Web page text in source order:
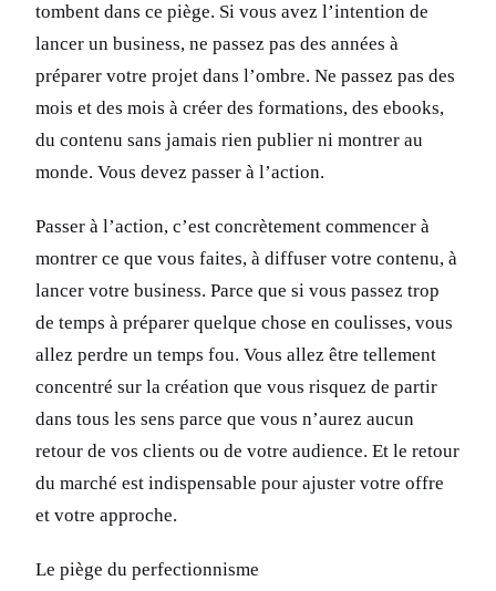
tombent dans ce piège. Si vous avez l’intention de
lancer un business, ne passez pas des années à
préparer votre projet dans l’ombre. Ne passez pas des
mois et des mois à créer des formations, des ebooks,
du contenu sans jamais rien publier ni montrer au
monde. Vous devez passer à l’action.
Passer à l’action, c’est concrètement commencer à
montrer ce que vous faites, à diffuser votre contenu, à
lancer votre business. Parce que si vous passez trop
de temps à préparer quelque chose en coulisses, vous
allez perdre un temps fou. Vous allez être tellement
concentré sur la création que vous risquez de partir
dans tous les sens parce que vous n’aurez aucun
retour de vos clients ou de votre audience. Et le retour
du marché est indispensable pour ajuster votre offre
et votre approche.
Le piège du perfectionnisme